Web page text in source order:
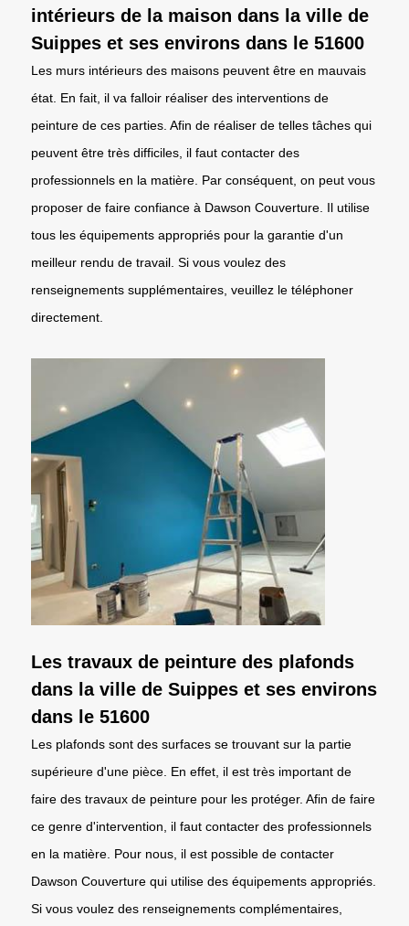
intérieurs de la maison dans la ville de
Suippes et ses environs dans le 51600
Les murs intérieurs des maisons peuvent être en mauvais
état. En fait, il va falloir réaliser des interventions de
peinture de ces parties. Afin de réaliser de telles tâches qui
peuvent être très difficiles, il faut contacter des
professionnels en la matière. Par conséquent, on peut vous
proposer de faire confiance à Dawson Couverture. Il utilise
tous les équipements appropriés pour la garantie d'un
meilleur rendu de travail. Si vous voulez des
renseignements supplémentaires, veuillez le téléphoner
directement.
Les travaux de peinture des plafonds
dans la ville de Suippes et ses environs
dans le 51600
Les plafonds sont des surfaces se trouvant sur la partie
supérieure d'une pièce. En effet, il est très important de
faire des travaux de peinture pour les protéger. Afin de faire
ce genre d'intervention, il faut contacter des professionnels
en la matière. Pour nous, il est possible de contacter
Dawson Couverture qui utilise des équipements appropriés.
Si vous voulez des renseignements complémentaires,